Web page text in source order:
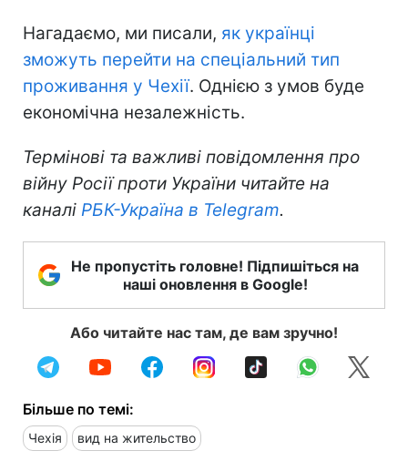
Нагадаємо, ми писали, як українці
зможуть перейти на спеціальний тип
проживання у Чехії. Однією з умов буде
економічна незалежність.
Термінові та важливі повідомлення про
війну Росії проти України читайте на
каналі РБК-Україна в Telegram.
Не пропустіть головне! Підпишіться на
наші оновлення в Google!
Або читайте нас там, де вам зручно!
Більше по темі:
Чехія вид на жительство